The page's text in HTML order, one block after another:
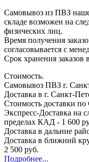
Самовывоз из ПВЗ
складе возможен на
физических лиц.
Время получения
согласовывается с
Срок хранения
Стоимость.
Самовывоз ПВЗ г.
Доставка в г. Санкт-
Стоимость доставки
Экспресс-Доставка на
пределах КАД - 1 600
Доставка в дальние
Доставка в ближний
2 500 руб.
Подробнее...